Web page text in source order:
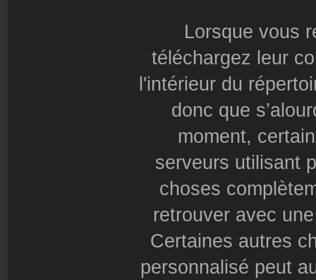
Lorsque vous
téléchargez leur
l'intérieur du
donc que
moment,
serveurs utilisant
choses
retrouver avec
Certaines autres
personnalisé peut